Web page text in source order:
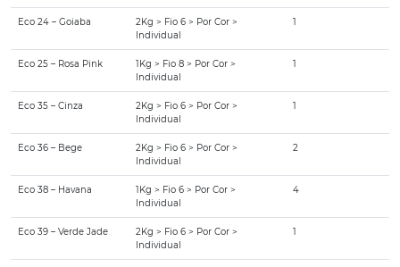
Eco 24 – Goiaba
2Kg > Fio 6 > Por Cor >
Individual
1
Eco 25 – Rosa Pink
1Kg > Fio 8 > Por Cor >
Individual
1
Eco 35 – Cinza
2Kg > Fio 6 > Por Cor >
Individual
1
Eco 36 – Bege
2Kg > Fio 6 > Por Cor >
Individual
2
Eco 38 – Havana
1Kg > Fio 6 > Por Cor >
Individual
4
Eco 39 – Verde Jade
2Kg > Fio 6 > Por Cor >
Individual
1